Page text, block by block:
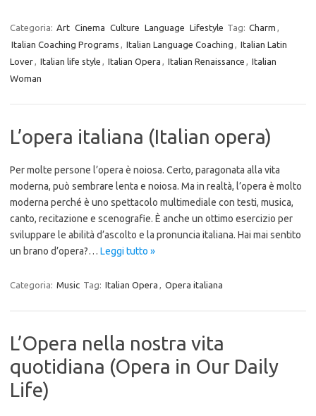
Categoria: Art Cinema Culture Language Lifestyle Tag: Charm
Italian Coaching Programs
Italian Language Coaching
Italian Latin
Lover
Italian life style Italian Opera Italian Renaissance
Italian
Woman
L’opera italiana (Italian opera)
Per molte persone l’opera è noiosa. Certo, paragonata alla vita
moderna, può sembrare lenta e noiosa. Ma in realtà, l’opera è molto
moderna perché è uno spettacolo multimediale con testi, musica,
canto, recitazione e scenografie. È anche un ottimo esercizio per
sviluppare le abilità d’ascolto e la pronuncia italiana. Hai mai sentito
un brano d’opera?… Leggi tutto »
Categoria: Music Tag: Italian Opera Opera italiana
L’Opera nella nostra vita
quotidiana (Opera in Our Daily
Life)